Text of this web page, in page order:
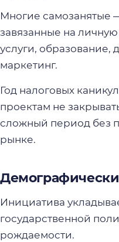
Многие самозанятые
завязанные на
услуги, образование,
маркетинг.
Год налоговых
проектам не
сложный период без
рынке.
Инициатива
государственной
рождаемости.